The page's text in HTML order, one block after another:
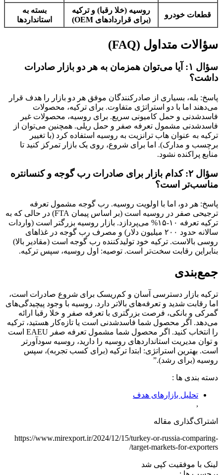
قطعات خودرو
روسیه (خلا رقبا) و ترکیه
(برای قراردادهای OEM)
بسته به
استانداردها
سؤالات متداول (FAQ)
سؤال ۱: آیا می‌توان همزمان به هر دو بازار صادرات
داشت؟
پاسخ: بله، بسیاری از صادرکنندگان موفق هر دو بازار را هدف قرار
می‌دهند اما با دو استراتژی متفاوت. برای ترکیه، محصولات
فاسدشدنی و حمل کامیونی سریع. برای روسیه، محصولات غیر
فاسدشدنی مشمول تعرفه صفر و حمل ریلی. همچنین می‌توان از
ترکیه به عنوان هاب ترانزیت به روسیه استفاده کرد (با تغییر
برچسب و مدارک). اما برای شروع، روی یک بازار تمرکز کنید تا
منابع پراکنده نشود.
سؤال ۲: کدام بازار برای صادرات رب گوجه و کنسانتره
مناسب‌تر است؟
پاسخ: هر دو، اما با اولویت روسیه. رب گوجه مشمول تعرفه
ترجیحی صفر در روسیه است (بر اساس پیمان FTA) در حالی که به
ترکیه تعرفه ۱۰-۱۵% می‌پردازد. بازار روسیه بزرگتر است (واردات
سالانه حدود ۲۰۰ میلیون دلار) و مصرف رب گوجه در غذاهای
روسی بالاست. ترکیه خود تولیدکننده رب گوجه است (مقادیر بالا)
بنابراین رقابت سخت‌تر است. توصیه: اول روسیه، سپس ترکیه.
جمع‌بندی
ترکیه بازار دسترسی آسان و کم‌ریسک برای شروع صادرات است،
اما رقابت شدید و تعرفه‌های بالاتر دارد. روسیه با وجود پیچیدگی‌های
گمرکی و بانکی، فرصت بزرگتری با تعرفه صفر و خلا رقبا ارائه
می‌دهد. اگر محصول شما فاسدشدنی است یا تازه‌کار هستید، ترکیه
را انتخاب کنید. اگر محصول شما مشمول تعرفه صفر EAEU است
و توان مدیریت استانداردهای روسیه را دارید، روسیه سودآورتر
است. بهترین استراتژی: ابتدا ترکیه (برای کسب تجربه)، سپس
روسیه (برای رشد).”
دسته‌ بندی‌ ها :
تحلیل بازارهای هدف
,
اشتراک‌گذاری مقاله
https://www.mirexport.ir/2024/12/15/turkey-or-russia-comparing-
target-markets-for-exporters/
لینک با موفقیت کپی شد